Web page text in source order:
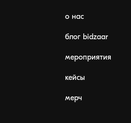
о нас
блог bidzaar
мероприятия
кейсы
мерч